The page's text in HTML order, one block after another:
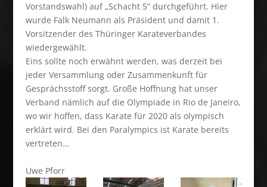
Vorstandswahl) auf „Schacht 5“ durchgeführt. Hier
wurde Falk Neumann als Präsident und damit 1.
Vorsitzender des Thüringer Karateverbandes
wiedergewählt.
Eins sollte noch erwähnt werden, was derzeit bei
jeder Versammlung oder Zusammenkunft für
Gesprächsstoff sorgt. Große Hoffnung hat unser
Verband nämlich auf die Olympiade in Rio de Janeiro,
wo wir hoffen, dass Karate für 2020 als olympisch
erklärt wird. Bei den Paralympics ist Karate bereits
vertreten…
Uwe Pforr